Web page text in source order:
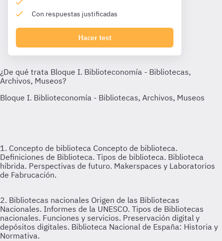
Con respuestas justificadas
Hacer test
1. Concepto de biblioteca Concepto de biblioteca.
Definiciones de Biblioteca. Tipos de biblioteca. Biblioteca
híbrida. Perspectivas de futuro. Makerspaces y Laboratorios
de Fabrucación.
2. Bibliotecas nacionales Origen de las Bibliotecas
Nacionales. Informes de la UNESCO. Tipos de Bibliotecas
nacionales. Funciones y servicios. Preservación digital y
depósitos digitales. Biblioteca Nacional de España: Historia y
Normativa.